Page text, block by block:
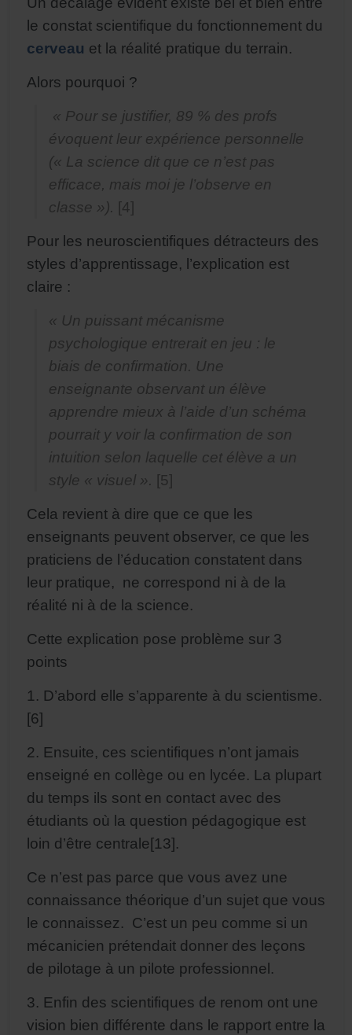
le constat scientifique du fonctionnement du
cerveau et la réalité pratique du terrain.
Alors pourquoi ?
« Pour se justifier, 89 % des profs
évoquent leur expérience personnelle
(« La science dit que ce n’est pas
efficace, mais moi je l’observe en
classe »). [4]
Pour les neuroscientifiques détracteurs des
styles d’apprentissage, l’explication est
claire :
« Un puissant mécanisme
psychologique entrerait en jeu : le
biais de confirmation. Une
enseignante observant un élève
apprendre mieux à l’aide d’un schéma
pourrait y voir la confirmation de son
intuition selon laquelle cet élève a un
style « visuel ». [5]
Cela revient à dire que ce que les
enseignants peuvent observer, ce que les
praticiens de l’éducation constatent dans
leur pratique, ne correspond ni à de la
réalité ni à de la science.
Cette explication pose problème sur 3
points
1. D’abord elle s’apparente à du scientisme.
[6]
2. Ensuite, ces scientifiques n’ont jamais
enseigné en collège ou en lycée. La plupart
du temps ils sont en contact avec des
étudiants où la question pédagogique est
loin d’être centrale[13].
Ce n’est pas parce que vous avez une
connaissance théorique d’un sujet que vous
le connaissez. C’est un peu comme si un
mécanicien prétendait donner des leçons
de pilotage à un pilote professionnel.
3. Enfin des scientifiques de renom ont une
vision bien différente dans le rapport entre la